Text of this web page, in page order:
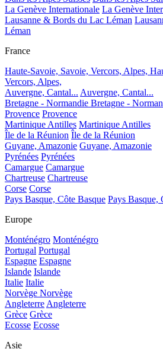
La Genève Internationale La Genève
Lausanne & Bords du Lac Léman
Léman
France
Haute-Savoie, Savoie, Vercors, Alpes,
Vercors, Alpes,
Auvergne, Cantal... Auvergne, Cantal...
Bretagne - Normandie Bretagne -
Provence Provence
Martinique Antilles Martinique Antilles
Île de la Réunion Île de la Réunion
Guyane, Amazonie Guyane, Amazonie
Pyrénées Pyrénées
Camargue Camargue
Chartreuse Chartreuse
Corse Corse
Pays Basque, Côte Basque Pays Basque,
Europe
Monténégro Monténégro
Portugal Portugal
Espagne Espagne
Islande Islande
Italie Italie
Norvège Norvège
AngleterreAngleterre
Grèce Grèce
Ecosse Ecosse
Asie